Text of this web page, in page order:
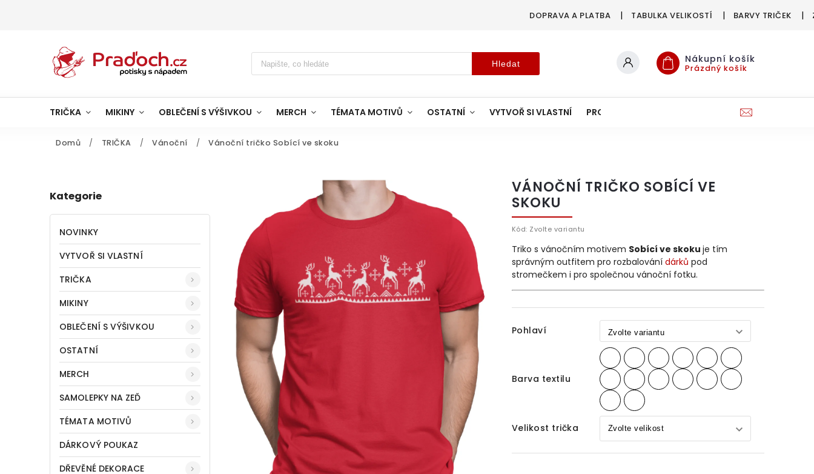
DOPRAVA A PLATBA TABULKA VELIKOSTÍ BARVY TRIČEK
Hledat Nákupní košík
Prázdný košík
TRIČKA MIKINY OBLEČENÍ S VÝŠIVKOU MERCH TÉMATA MOTIVŮ OSTATNÍ VYTVOŘ SI VLASTNÍ PRO FIRMY & SPOLKY
Domů / TRIČKA / Vánoční / Vánoční tričko Sobící ve skoku
Kategorie
NOVINKY
VYTVOŘ SI VLASTNÍ
TRIČKA
MIKINY
OBLEČENÍ S VÝŠIVKOU
OSTATNÍ
MERCH
SAMOLEPKY NA ZEĎ
TÉMATA MOTIVŮ
DÁRKOVÝ POUKAZ
DŘEVĚNÉ DEKORACE
VÁNOČNÍ TRIČKO SOBÍCÍ VE
SKOKU
Kód: Zvolte variantu
Pohlaví
Barva textilu
Velikost trička
Triko s vánočním motivem Sobící ve skoku je tím
správným outfitem pro rozbalování dárků pod
stromečkem i pro společnou vánoční fotku.